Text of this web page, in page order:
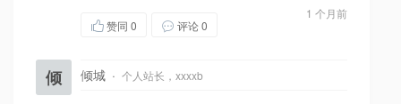
1 个月前
赞同 0 评论 0
倾 倾城 · 个人站长，xxxxb